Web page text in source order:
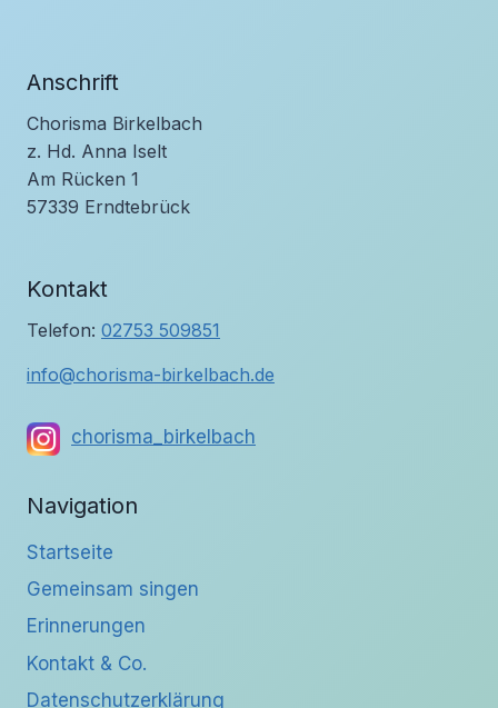
Anschrift
Chorisma Birkelbach
z. Hd. Anna Iselt
Am Rücken 1
57339 Erndtebrück
Kontakt
Telefon: 02753 509851
info@chorisma-birkelbach.de
chorisma_birkelbach
Navigation
Startseite
Gemeinsam singen
Erinnerungen
Kontakt & Co.
Datenschutzerklärung